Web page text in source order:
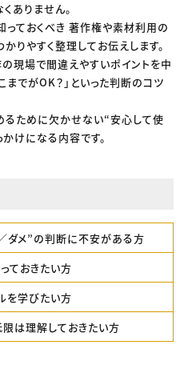
ありません。
っておくべき 著作権や素材利用の
りやすく整理してお伝えします。
現場で間違えやすいポイントを中
までがOK？」といった判断のコツ
るために欠かせない“安心して使
けになる内容です。
ダメ”の判断に不安がある方
ておきたい方
を学びたい方
は理解しておきたい方